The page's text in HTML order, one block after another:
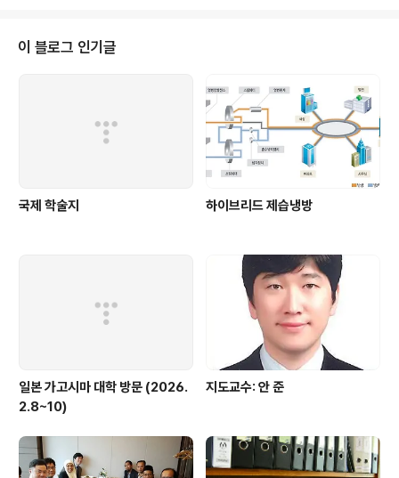
한 CFD가 활용되는구나하고 느끼게 한 재밌는 강연이었
습니다. 또 다른 초청강연으로 안동대학교 김희동 교수님
의 보관과 운송은 큰 화두이고 이를 Slush LNG 형태를 이
이 블로그 인기글
국제 학술지 하이브리드 제습냉방
일본 가고시마 대학 방문 (2026.
2.8~10)
지도교수: 안 준